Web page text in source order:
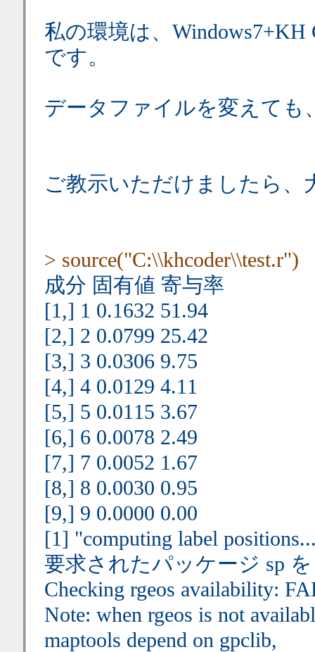
私の環境は、Windows7+KH
です。
データファイルを変えても
ご教示いただけましたら、
> source("C:\\khcoder\\test.r")
成分 固有値 寄与率
[1,] 1 0.1632 51.94
[2,] 2 0.0799 25.42
[3,] 3 0.0306 9.75
[4,] 4 0.0129 4.11
[5,] 5 0.0115 3.67
[6,] 6 0.0078 2.49
[7,] 7 0.0052 1.67
[8,] 8 0.0030 0.95
[9,] 9 0.0000 0.00
[1] "computing label
要求されたパッケージ sp
Checking rgeos availability:
Note: when rgeos is not
maptools depend on gpclib,